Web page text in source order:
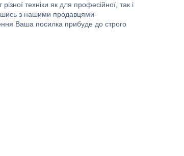
техніки як для професійної, так і
з нашими продавцями-
Ваша посилка прибуде до строго